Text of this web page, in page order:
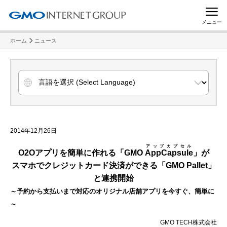
メニュー
ホーム ニュース
2014年12月26日
O2Oアプリを簡単に作れる「 GMO AppCapsule
アップカプセル
」が
スマホでクレジットカード決済ができる「 GMO Pallet」
と連携開始
～予約から支払いまで対応のオリジナル店舗アプリを今すぐ、簡単に
～
GMO TECH株式会社